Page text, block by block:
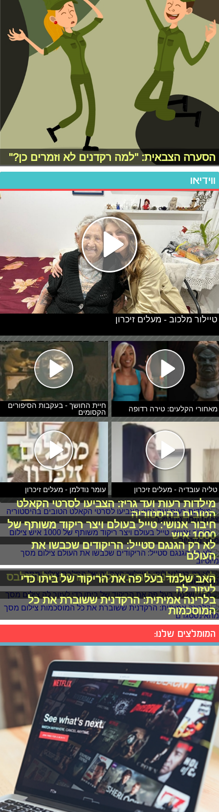
הסערה הצבאית: "למה רקדנים לא וזמרים כן?"
ווידיאו
מאחורי הקלעים: טירה רדופה
חיית החושך - בעקבות הסיפורים
הקסומים
טליה עובדיה - מעלים זיכרון עומר נודלמן - מעלים זיכרון
טיילור מלכוב - מעלים זיכרון
מילדות רעות ועד גריז: הצביעו לסרטי הקאלט
הטובים בהיסטוריה
חיבור אנושי: טייל בעולם ויצר ריקוד משותף של
1000 איש
לא רק הגנגם סטייל: הריקודים שכבשו את
העולם
לא רק בטלנובלות: משולשי האהבה של הסלבס
האב שלמד בעל פה את הריקוד של ביתו כדי
לעזור לה
בלרינה אמיתית: הרקדנית ששוברת את כל
המוסכמות
המומלצים שלנו: